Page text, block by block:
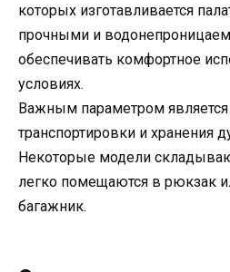
которых изготавливается
прочными и
обеспечивать комфортное
условиях.
Важным параметром
транспортировки и хранения
Некоторые модели
легко помещаются в рюкзак
багажник.